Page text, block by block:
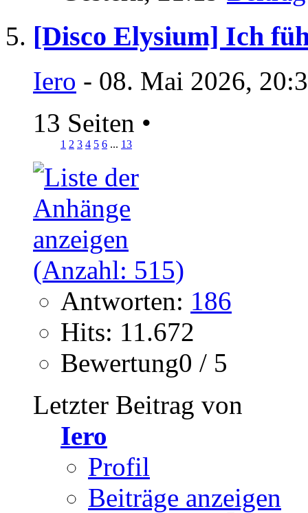
[Disco Elysium] Ich
Iero - 08. Mai 2026,
13 Seiten •
1 2 3 4 5 6 ... 13
Antworten: 186
Hits: 11.672
Bewertung0 / 5
Letzter Beitrag von
Iero
Profil
Beiträge anzeigen